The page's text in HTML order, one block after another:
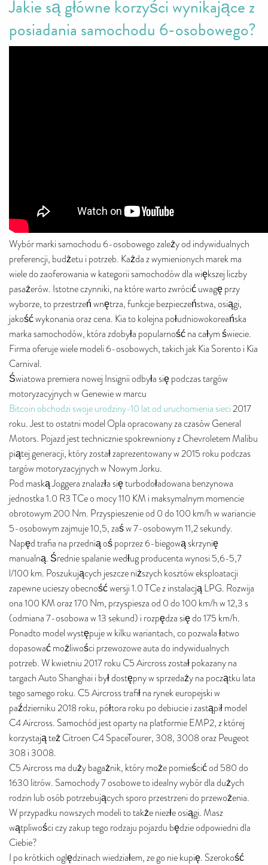
Jakie są główne korzyści wynikające z
posiadania samochodu 6-osobowego?
Wybór marki samochodu 6-osobowego zależy od indywidualnych
preferencji, budżetu i potrzeb. Każda z wymienionych marek ma
wiele do zaoferowania w kategorii samochodów dla większej liczby
pasażerów. Istotne czynniki, na które warto zwrócić uwagę przy
wyborze, to przestrzeń wnętrza, funkcje bezpieczeństwa, osiągi,
jakość wykonania oraz cena. Kia to kolejna południowokoreańska
marka samochodów, która zdobyła popularność na całym świecie.
Firma oferuje wiele modeli 6-osobowych, takich jak Kia Sorento i Kia
Carnival.
Światowa premiera nowej Insignii odbyła się podczas targów
motoryzacyjnych w Genewie w marcu
Bitcoin obchodzi swoje urodziny-10 lat od uruchomienia sieci2017
roku. Jest to ostatni model Opla opracowany za czasów General
Motors. Pojazd jest technicznie spokrewniony z Chevroletem Malibu
piątej generacji, który został zaprezentowany w 2015 roku podczas
targów motoryzacyjnych w Nowym Jorku.
Pod maską Joggera znalazła się turbodoładowana benzynowa
jednostka 1.0 R3 TCe o mocy 110 KM i maksymalnym momencie
obrotowym 200 Nm. Przyspieszenie od 0 do 100 km/h w wariancie
5-osobowym zajmuje 10,5, zaś w 7-osobowym 11,2 sekundy.
Napęd trafia na przednią oś poprzez 6-biegową skrzynię
manualną. Średnie spalanie według producenta wynosi 5,6-5,7
l/100 km. Poszukujących jeszcze niższych kosztów eksploatacji
zapewne ucieszy obecność wersji 1.0 TCe z instalacją LPG. Rozwija
ona 100 KM oraz 170 Nm, przyspiesza od 0 do 100 km/h w 12,3 s
(odmiana 7-osobowa w 13 sekund) i rozpędza się do 175 km/h.
Ponadto model występuje w kilku wariantach, co pozwala łatwo
dopasować możliwości przewozowe auta do indywidualnych
potrzeb. W kwietniu 2017 roku C5 Aircross został pokazany na
targach Auto Shanghai i był dostępny w sprzedaży na początku lata
tego samego roku. C5 Aircross trafił na rynek europejski w
październiku 2018 roku, półtora roku po debiucie i zastąpił model
C4 Aircross. Samochód jest oparty na platformie EMP2, z której
korzystają też Citroen C4 SpaceTourer, 308, 3008 oraz Peugeot
308 i 3008.
C5 Aircross ma duży bagażnik, który może pomieścić od 580 do
1630 litrów. Samochody 7 osobowe to idealny wybór dla dużych
rodzin lub osób potrzebujących sporo przestrzeni do przewożenia.
W przypadku nowszych modeli to także niezłe osiągi. Masz
wątpliwości czy zakup tego rodzaju pojazdu będzie odpowiedni dla
Ciebie?
I po krótkich oględzinach wiedziałem, ze go nie kupię. Szerokość